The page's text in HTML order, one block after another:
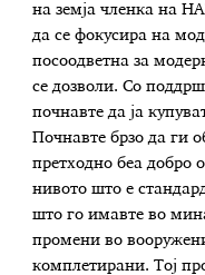
на земја членка на
да се фокусира на
посоодветна за
се дозволи. Со
почнавте да ја
Почнавте брзо да ги
претходно беа добро
нивото што е
што го имавте во
промени во
комплетирани. Тој